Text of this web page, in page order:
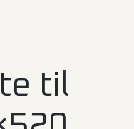
til